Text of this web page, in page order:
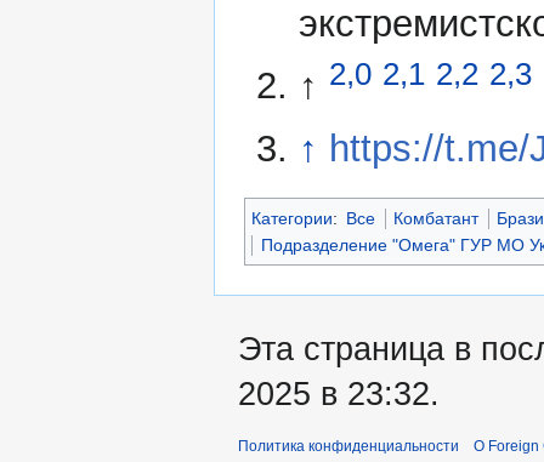
↑ 2,0 2,1 2,2 2,3
↑ https://t.me/
Категории: Все Комбатант
Подразделение "Омега" ГУР МО
Эта страница в
2025 в 23:32.
Политика конфиденциальности О Foreign